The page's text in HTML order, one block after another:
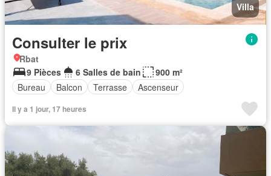
Villa
Consulter le prix
Rbat
9 Pièces
6 Salles de bain
900 m²
Bureau
Balcon Terrasse Ascenseur
Il y a 1 jour, 17 heures